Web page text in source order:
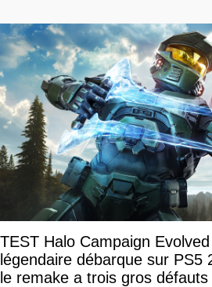
TEST Halo Campaign
légendaire débarque sur PS5
le remake a trois gros défauts